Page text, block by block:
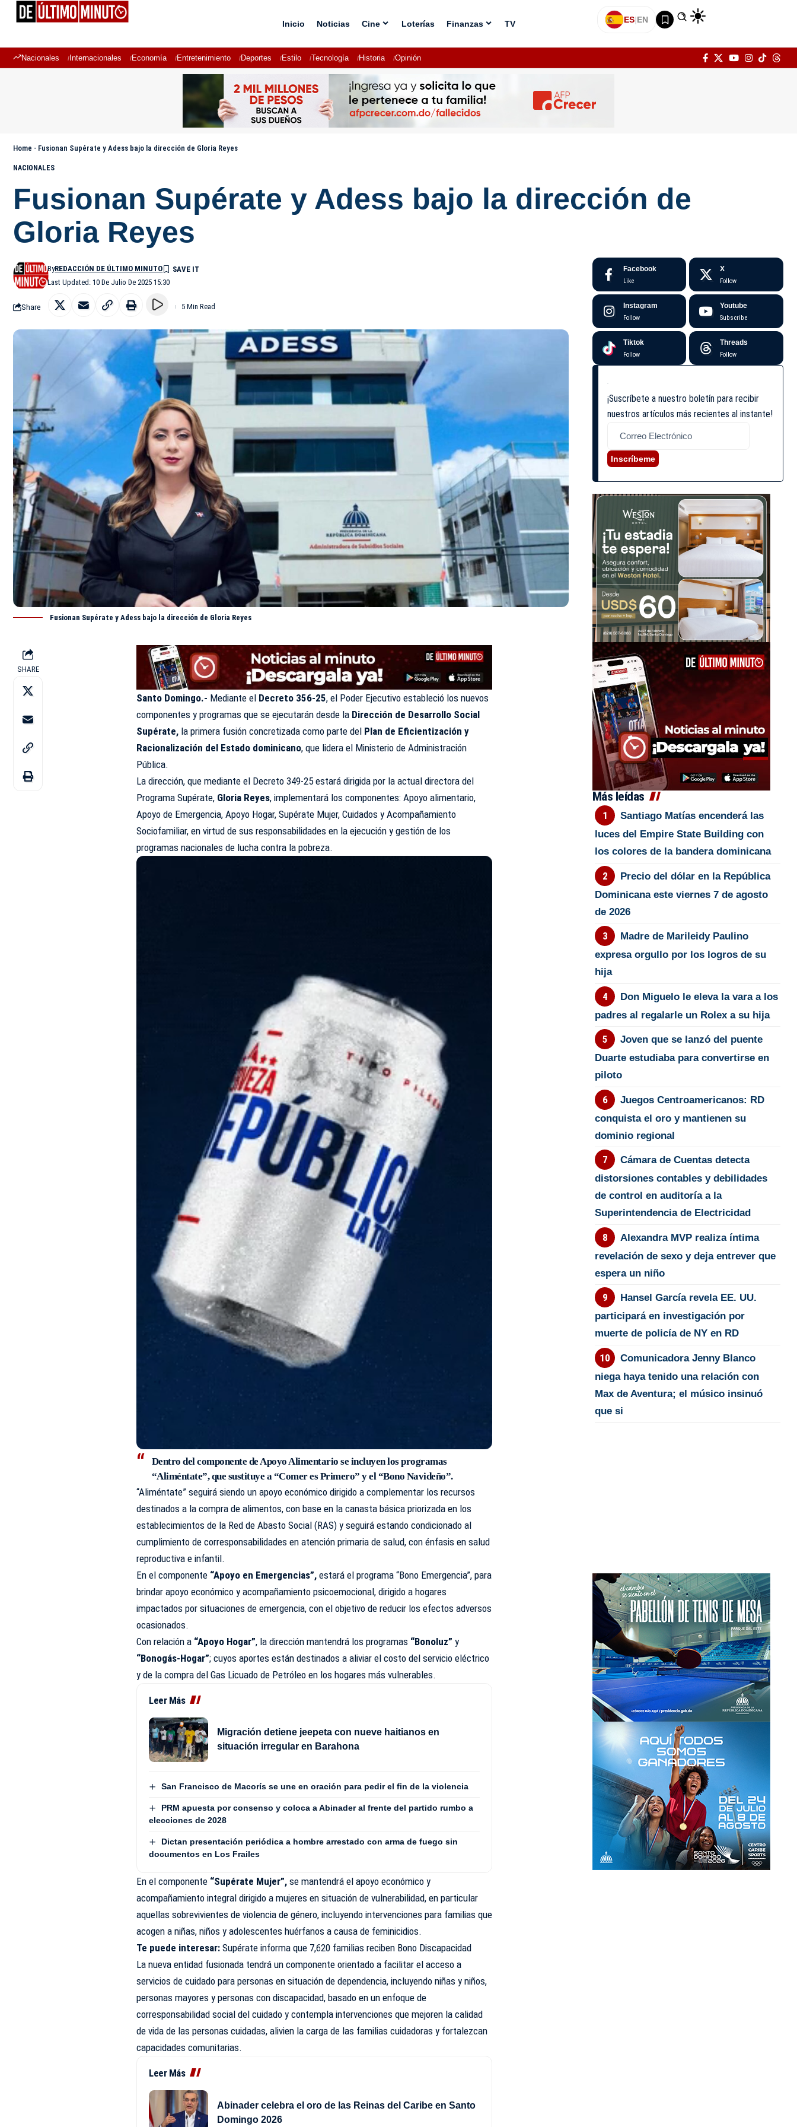
Inicio Noticias Cine Loterías Finanzas TV ES|EN
Nacionales Internacionales Economía Entretenimiento Deportes Estilo Tecnología Historia Opinión
Home - Fusionan Supérate y Adess bajo la dirección de Gloria Reyes
NACIONALES
Fusionan Supérate y Adess bajo la dirección de
Gloria Reyes
Last Updated: 10 De Julio De 2025 15:30
ByREDACCIÓN DE ÚLTIMO MINUTO
Share 5 Min Read
Fusionan Supérate y Adess bajo la dirección de Gloria Reyes
SHARE
Santo Domingo.- Mediante el Decreto 356-25, el Poder Ejecutivo estableció los nuevos
componentes y programas que se ejecutarán desde la Dirección de Desarrollo Social
Supérate, la primera fusión concretizada como parte del Plan de Eficientización y
Racionalización del Estado dominicano, que lidera el Ministerio de Administración
Pública.
La dirección, que mediante el Decreto 349-25 estará dirigida por la actual directora del
Programa Supérate, Gloria Reyes, implementará los componentes: Apoyo alimentario,
Apoyo de Emergencia, Apoyo Hogar, Supérate Mujer, Cuidados y Acompañamiento
Sociofamiliar, en virtud de sus responsabilidades en la ejecución y gestión de los
programas nacionales de lucha contra la pobreza.
Dentro del componente de Apoyo Alimentario se incluyenlos programas
“Aliméntate”,que sustituye a “Comer es Primero” y el “Bono Navideño”.
“Aliméntate” seguirá siendo un apoyo económico dirigido a complementar los recursos
destinados a la compra de alimentos, con base en la canasta básica priorizada en los
establecimientos de la Red de Abasto Social (RAS) y seguirá estando condicionado al
cumplimiento de corresponsabilidades en atención primaria de salud, con énfasis en salud
reproductiva e infantil.
En el componente “Apoyo en Emergencias”, estará el programa “Bono Emergencia”, para
brindar apoyo económico y acompañamiento psicoemocional, dirigido a hogares
impactados por situaciones de emergencia, con el objetivo de reducir los efectos adversos
ocasionados.
Con relación a “Apoyo Hogar”, la dirección mantendrá los programas “Bonoluz” y
“Bonogás-Hogar”; cuyos aportes están destinados a aliviar el costo del servicio eléctrico
y de la compra del Gas Licuado de Petróleo en los hogares más vulnerables.
Leer Más
Migración detiene jeepeta con nueve haitianos en
situación irregular en Barahona
San Francisco de Macorís se une en oración para pedir el fin de la violencia
PRM apuesta por consenso y coloca a Abinader al frente del partido rumbo a
elecciones de 2028
Dictan presentación periódica a hombre arrestado con arma de fuego sin
documentos en Los Frailes
En el componente “Supérate Mujer”,se mantendrá el apoyo económico y
acompañamiento integral dirigido a mujeres en situación de vulnerabilidad, en particular
aquellas sobrevivientes de violencia de género, incluyendo intervenciones para familias que
acogen a niñas, niños y adolescentes huérfanos a causa de feminicidios.
Te puede interesar:Supérate informa que 7,620 familias reciben Bono Discapacidad
La nueva entidad fusionada tendrá un componente orientado a facilitar el acceso a
servicios de cuidado para personas en situación de dependencia, incluyendo niñas y niños,
personas mayores y personas con discapacidad, basado en un enfoque de
corresponsabilidad social del cuidado y contempla intervenciones que mejoren la calidad
de vida de las personas cuidadas, alivien la carga de las familias cuidadoras y fortalezcan
capacidades comunitarias.
Leer Más
Abinader celebra el oro de las Reinas del Caribe en Santo
Domingo 2026
Facebook
Like
X
Follow
Instagram
Follow
Youtube
Subscribe
Tiktok
Follow
Threads
Follow
¡Suscríbete a nuestro boletín para recibir
nuestros artículos más recientes al instante!
Inscríbeme
Más leídas
Santiago Matías encenderá las
luces del Empire State Building con
los colores de la bandera dominicana
Precio del dólar en la República
Dominicana este viernes 7 de agosto
de 2026
Madre de Marileidy Paulino
expresa orgullo por los logros de su
hija
Don Miguelo le eleva la vara a los
padres al regalarle un Rolex a su hija
Joven que se lanzó del puente
Duarte estudiaba para convertirse en
piloto
Juegos Centroamericanos: RD
conquista el oro y mantienen su
dominio regional
Cámara de Cuentas detecta
distorsiones contables y debilidades
de control en auditoría a la
Superintendencia de Electricidad
Alexandra MVP realiza íntima
revelación de sexo y deja entrever que
espera un niño
Hansel García revela EE. UU.
participará en investigación por
muerte de policía de NY en RD
Comunicadora Jenny Blanco
niega haya tenido una relación con
Max de Aventura; el músico insinuó
que si